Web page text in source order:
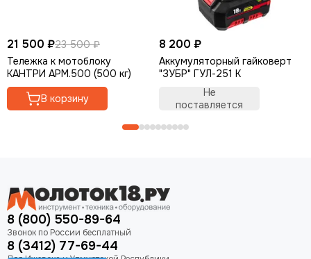
21 500 ₽23 500 ₽
Тележка к мотоблоку
КАНТРИ АРМ.500 (500 кг)
В корзину
8 200 ₽
Аккумуляторный гайковерт
"ЗУБР" ГУЛ-251 К
Не
поставляется
8 (800) 550-89-64
8 (3412) 77-69-44